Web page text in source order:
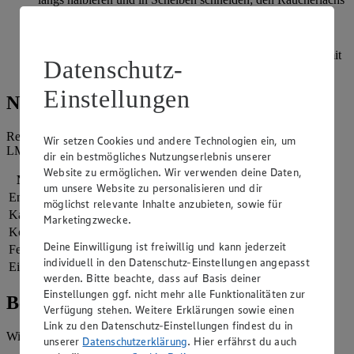
dem Zitronensaft und dem Rapsöl verrühren, den Salat damit
beträufeln und mit der Petersilie bestreuen.
Nährwerte
Referenzmenge für einen durchschnittlichen Erwachsenen laut
LMIV (8.400 kJ/2.000 kcal).
Nährwerte
pro Portion
Energie
1.159 kj (14 %)
Kalorien
277 kcal (14 %)
Kohlenhydrate
Fett
18 g
Eiweiß
11 g
Bewertung
Wie hat es dir geschmeckt?
Datenschutz-
Einstellungen
Wir setzen Cookies und andere Technologien ein, um
dir ein bestmögliches Nutzungserlebnis unserer
Website zu ermöglichen. Wir verwenden deine Daten,
um unsere Website zu personalisieren und dir
möglichst relevante Inhalte anzubieten, sowie für
Marketingzwecke.
Deine Einwilligung ist freiwillig und kann jederzeit
individuell in den Datenschutz-Einstellungen angepasst
werden. Bitte beachte, dass auf Basis deiner
Einstellungen ggf. nicht mehr alle Funktionalitäten zur
Verfügung stehen. Weitere Erklärungen sowie einen
Link zu den Datenschutz-Einstellungen findest du in
unserer Datenschutzerklärung. Hier erfährst du auch